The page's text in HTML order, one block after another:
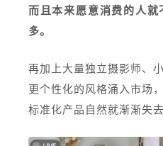
而且本来愿意消费的人
多。
再加上大量独立摄影师、
更个性化的风格涌入市场
标准化产品自然就渐渐失